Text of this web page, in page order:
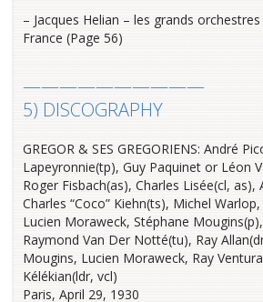
– Jacques Helian – les grands
France (Page 56)
——————————
5) DISCOGRAPHY
GREGOR & SES GREGORIENS: André
Lapeyronnie(tp), Guy Paquinet or Léon
Roger Fisbach(as), Charles Lisée(cl, as),
Charles “Coco” Kiehn(ts), Michel
Lucien Moraweck, Stéphane
Raymond Van Der Notté(tu), Ray
Mougins, Lucien Moraweck, Ray
Kélékian(ldr, vcl)
Paris, April 29, 1930